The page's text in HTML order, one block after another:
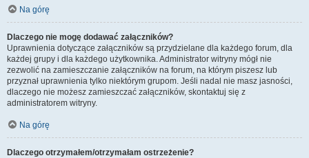
Na górę
Dlaczego nie mogę dodawać załączników?
Uprawnienia dotyczące załączników są przydzielane dla każdego forum, dla
każdej grupy i dla każdego użytkownika. Administrator witryny mógł nie
zezwolić na zamieszczanie załączników na forum, na którym piszesz lub
przyznał uprawnienia tylko niektórym grupom. Jeśli nadal nie masz jasności,
dlaczego nie możesz zamieszczać załączników, skontaktuj się z
administratorem witryny.
Na górę
Dlaczego otrzymałem/otrzymałam ostrzeżenie?